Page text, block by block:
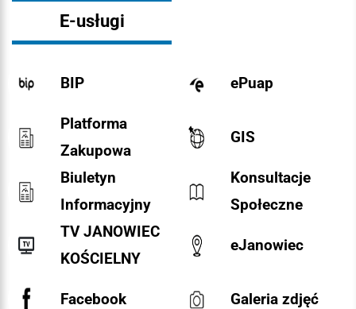
E-usługi
BIP ePuap
Platforma
Zakupowa
GIS
Biuletyn
Informacyjny
Konsultacje
Społeczne
TV JANOWIEC
KOŚCIELNY
eJanowiec
Facebook Galeria zdjęć